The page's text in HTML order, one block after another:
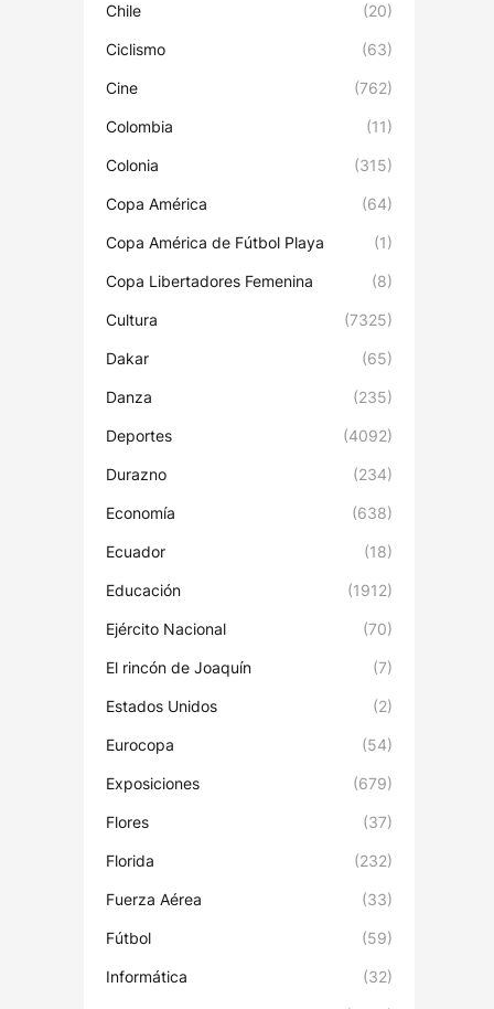
Chile (20)
Ciclismo (63)
Cine (762)
Colombia (11)
Colonia (315)
Copa América (64)
Copa América de Fútbol Playa (1)
Copa Libertadores Femenina (8)
Cultura (7325)
Dakar (65)
Danza (235)
Deportes (4092)
Durazno (234)
Economía (638)
Ecuador (18)
Educación (1912)
Ejército Nacional (70)
El rincón de Joaquín (7)
Estados Unidos (2)
Eurocopa (54)
Exposiciones (679)
Flores (37)
Florida (232)
Fuerza Aérea (33)
Fútbol (59)
Informática (32)